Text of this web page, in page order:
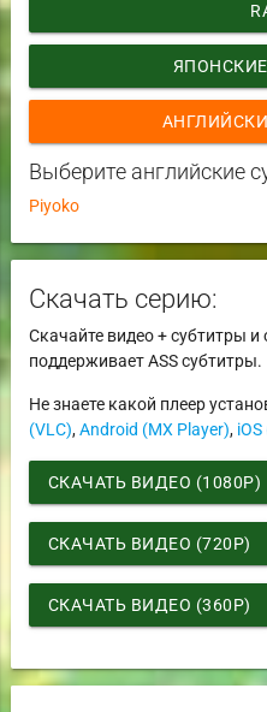
Выберите английские
Piyoko
Скачать серию:
Скачайте видео + субтитры
поддерживает ASS субтитры.
Не знаете какой плеер
(VLC),Android (MX Player), iOS
СКАЧАТЬ ВИДЕО (1080P)
СКАЧАТЬ ВИДЕО (720P)
СКАЧАТЬ ВИДЕО (360P)